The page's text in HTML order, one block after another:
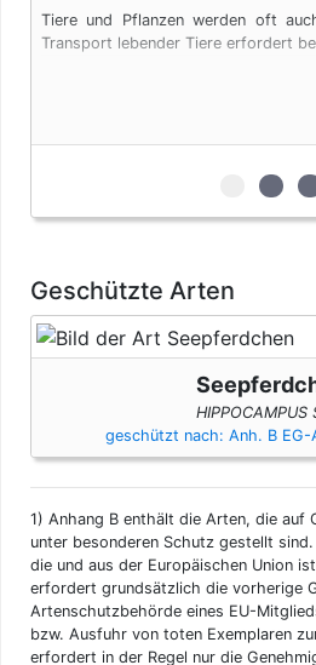
Tiere und Pflanzen werden oft
Transport lebender Tiere erfordert
zur 1.zur 2.
Geschützte Arten
HIPPOCAMPUS
geschützt nach: Anh. B EG-
1) Anhang B enthält die Arten, die auf
unter besonderen Schutz gestellt
die und aus der Europäischen Union
erfordert grundsätzlich die vorherige
Artenschutzbehörde eines EU-
bzw. Ausfuhr von toten Exemplaren
erfordert in der Regel nur die